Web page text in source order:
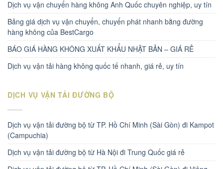
Dịch vụ vận chuyển hàng không Anh Quốc chuyên nghiệp, uy tín
Bảng giá dịch vụ vận chuyển, chuyển phát nhanh bằng đường
hàng không của BestCargo
BÁO GIÁ HÀNG KHÔNG XUẤT KHẨU NHẬT BẢN – GIÁ RẺ
Dịch vụ vận tải hàng không quốc tế nhanh, giá rẻ, uy tín
DỊCH VỤ VẬN TẢI ĐƯỜNG BỘ
Dịch vụ vận tải đường bộ từ TP. Hồ Chí Minh (Sài Gòn) đi Kampot
(Campuchia)
Dịch vụ vận tải đường bộ từ Hà Nội đi Trung Quốc giá rẻ